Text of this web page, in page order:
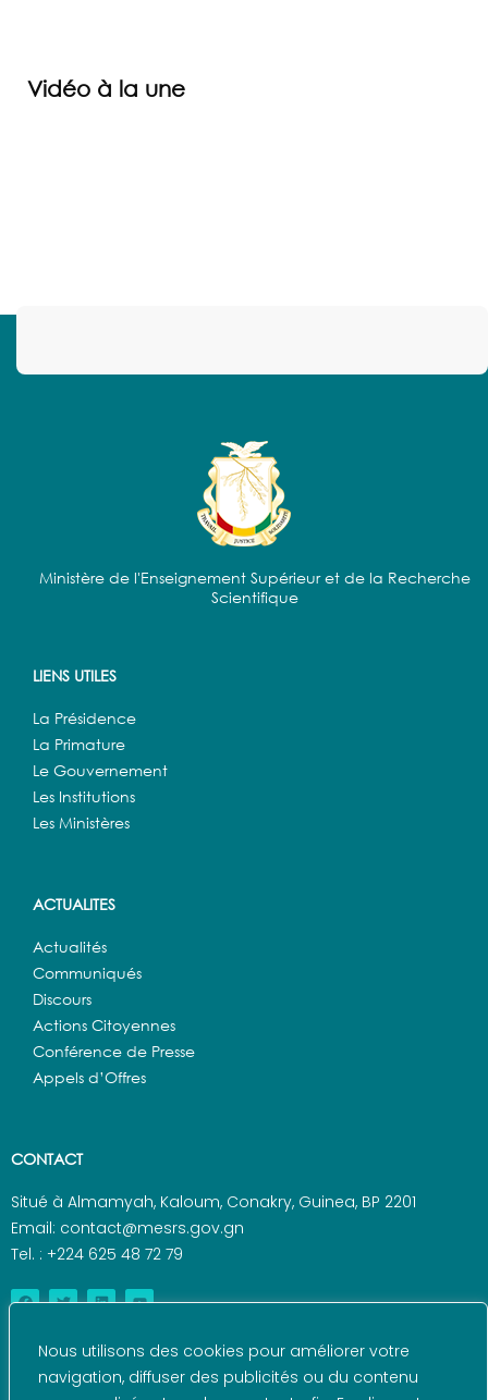
Nous utilisons des cookies pour améliorer votre
navigation, diffuser des publicités ou du contenu
Vidéo à la une
Ministère de l'Enseignement Supérieur et de la Recherche
Scientifique
LIENS UTILES
La Présidence
La Primature
Le Gouvernement
Les Institutions
Les Ministères
ACTUALITES
Actualités
Communiqués
Discours
Actions Citoyennes
Conférence de Presse
Appels d’Offres
CONTACT
Situé à Almamyah, Kaloum, Conakry, Guinea, BP 2201
Email: contact@mesrs.gov.gn
Tel. : +224 625 48 72 79